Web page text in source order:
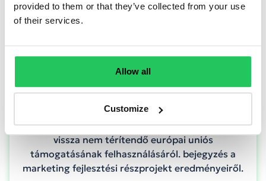
provided to them or that they’ve collected from your use
of their services.
Allow all
Customize
AI-támogatott marketing folyamatok az
Az Opennetworks Kft. folyamatosan beszámol
GINOP Plusz 2.1.3-24 pályázat keretében kapott
vissza nem térítendő európai uniós
támogatásának felhasználásáról. bejegyzés a
marketing fejlesztési részprojekt eredményeiről.